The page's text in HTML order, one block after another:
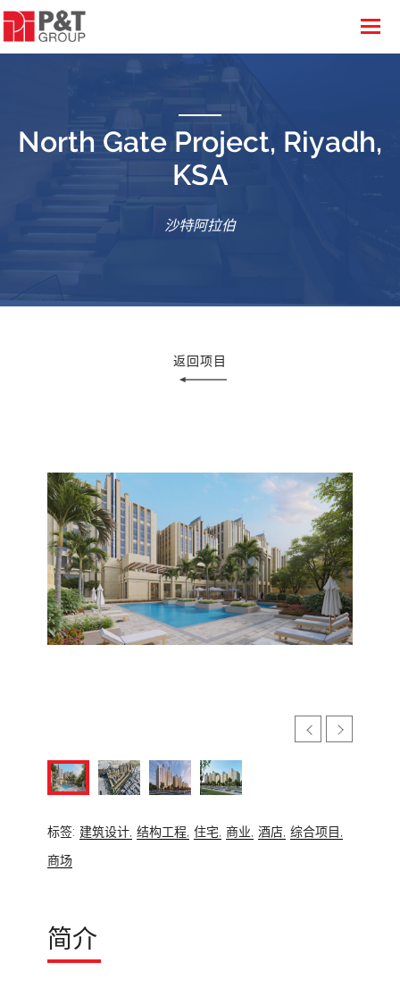
North Gate Project, Riyadh,
KSA
沙特阿拉伯
返回项目
标签: 建筑设计, 结构工程, 住宅, 商业, 酒店, 综合项目,
商场
简介